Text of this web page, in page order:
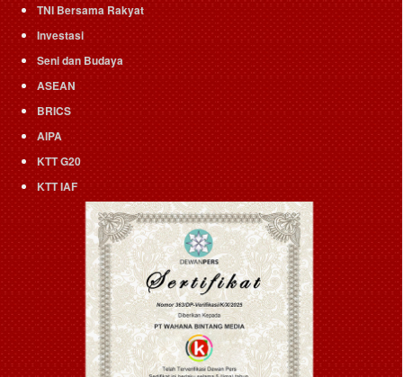
TNI Bersama Rakyat
Investasi
Seni dan Budaya
ASEAN
BRICS
AIPA
KTT G20
KTT IAF